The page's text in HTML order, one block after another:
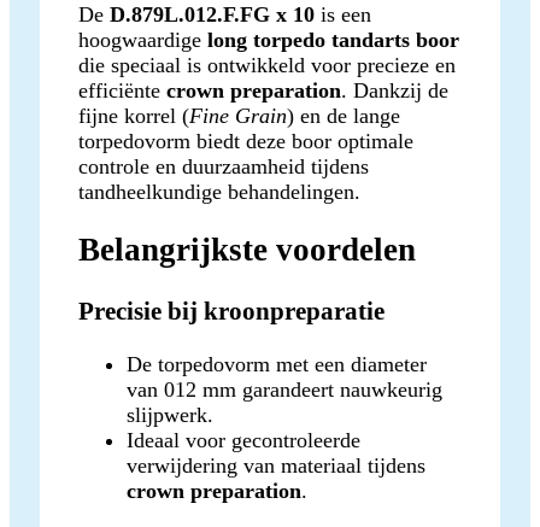
De D.879L.012.F.FG x 10 is een
hoogwaardige long torpedo tandarts boor
die speciaal is ontwikkeld voor precieze en
efficiënte crown preparation. Dankzij de
fijne korrel (Fine Grain) en de lange
torpedovorm biedt deze boor optimale
controle en duurzaamheid tijdens
tandheelkundige behandelingen.
Belangrijkste voordelen
Precisie bij kroonpreparatie
De torpedovorm met een diameter
van 012 mm garandeert nauwkeurig
slijpwerk.
Ideaal voor gecontroleerde
verwijdering van materiaal tijdens
crown preparation.